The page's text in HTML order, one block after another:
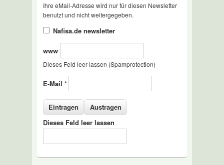
Ihre eMail-Adresse wird nur für diesen Newsletter
benutzt und nicht weitergegeben.
Nafisa.de newsletter
www
Dieses Feld leer lassen (Spamprotection)
E-Mail *
Dieses Feld leer lassen